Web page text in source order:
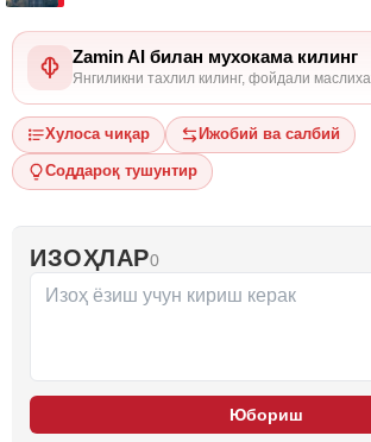
Zamin AI билан мухокама килинг
Янгиликни тахлил килинг, фойдали
Хулоса чиқар Ижобий ва салбий
Соддароқ тушунтир
ИЗОҲЛАР0
Юбориш